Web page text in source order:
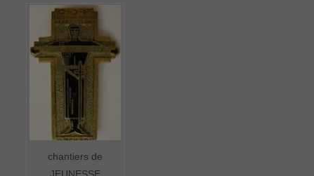
chantiers de